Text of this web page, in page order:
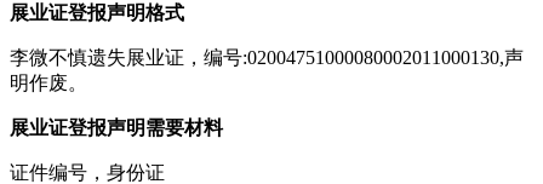
展业证登报声明格式
李微不慎遗失展业证，编号:02004751000080002011000130,声
明作废。
展业证登报声明需要材料
证件编号，身份证